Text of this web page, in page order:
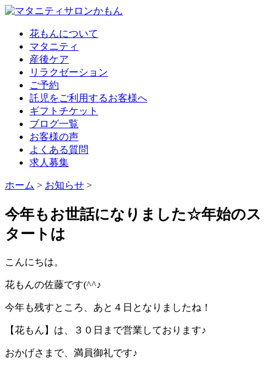
花もんについて
マタニティ
産後ケア
リラクゼーション
ご予約
託児をご利用するお客様へ
ギフトチケット
ブログ一覧
お客様の声
よくある質問
求人募集
ホーム > お知らせ >
今年もお世話になりました☆年始のス
タートは
こんにちは。
花もんの佐藤です(^^♪
今年も残すところ、あと４日となりましたね！
【花もん】は、３０日まで営業しております♪
おかげさまで、満員御礼です♪